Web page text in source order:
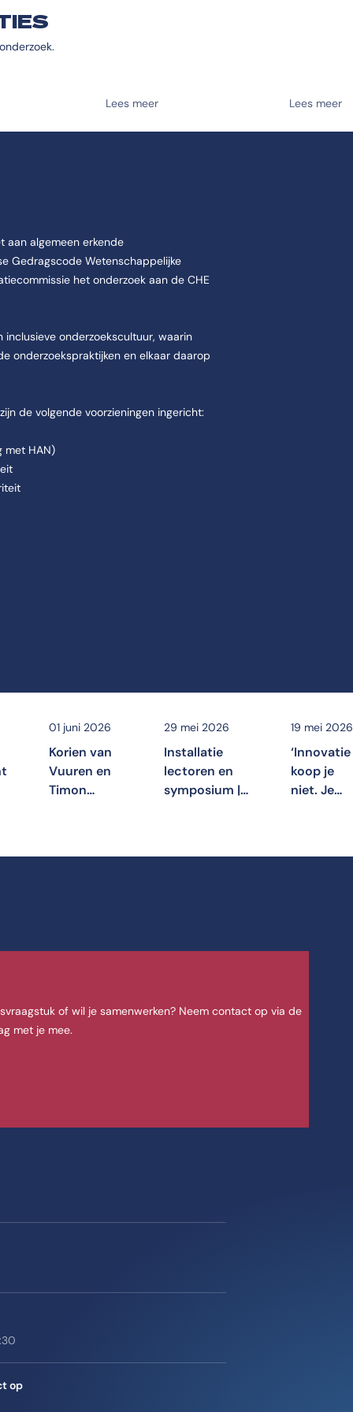
Lees meer Lees meer
aan algemeen erkende
Gedragscode Wetenschappelijke
het onderzoek aan de CHE
onderzoekscultuur, waarin
onderzoekspraktijken en elkaar daarop
de volgende voorzieningen ingericht:
met HAN)
01 juni 2026
Korien van
Vuuren en
Timon
29 mei 2026
Installatie
lectoren en
symposium |
19 mei 2026
‘Innovatie
koop je
niet. Je
of wil je samenwerken? Neem contact op via de
met je mee.
op